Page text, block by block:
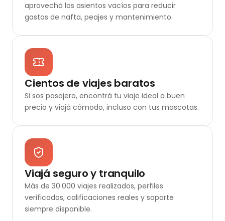
aprovechá los asientos vacíos para reducir
gastos de nafta, peajes y mantenimiento.
Cientos de viajes baratos
Si sos pasajero, encontrá tu viaje ideal a buen
precio y viajá cómodo, incluso con tus mascotas.
Viajá seguro y tranquilo
Más de 30.000 viajes realizados, perfiles
verificados, calificaciones reales y soporte
siempre disponible.